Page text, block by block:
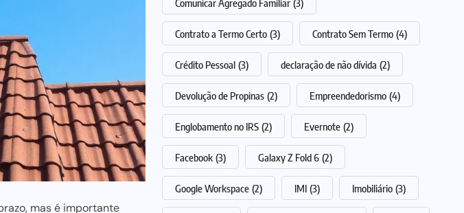
mas é importante
Contrato a Termo Certo (3) Contrato Sem Termo (4)
Crédito Pessoal (3) declaração de não dívida (2)
Devolução de Propinas (2) Empreendedorismo (4)
Englobamento no IRS (2) Evernote (2)
Facebook (3) Galaxy Z Fold 6 (2)
Google Workspace (2) IMI (3) Imobiliário (3)